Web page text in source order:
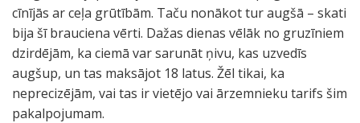
cīnījās ar ceļa grūtībām. Taču nonākot tur augšā – skati
bija šī brauciena vērti. Dažas dienas vēlāk no gruzīniem
dzirdējām, ka ciemā var sarunāt ņivu, kas uzvedīs
augšup, un tas maksājot 18 latus. Žēl tikai, ka
neprecizējām, vai tas ir vietējo vai ārzemnieku tarifs šim
pakalpojumam.